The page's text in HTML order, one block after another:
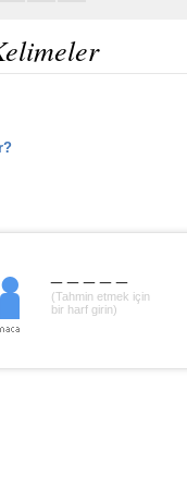
(Tahmin etmek için
bir harf girin)